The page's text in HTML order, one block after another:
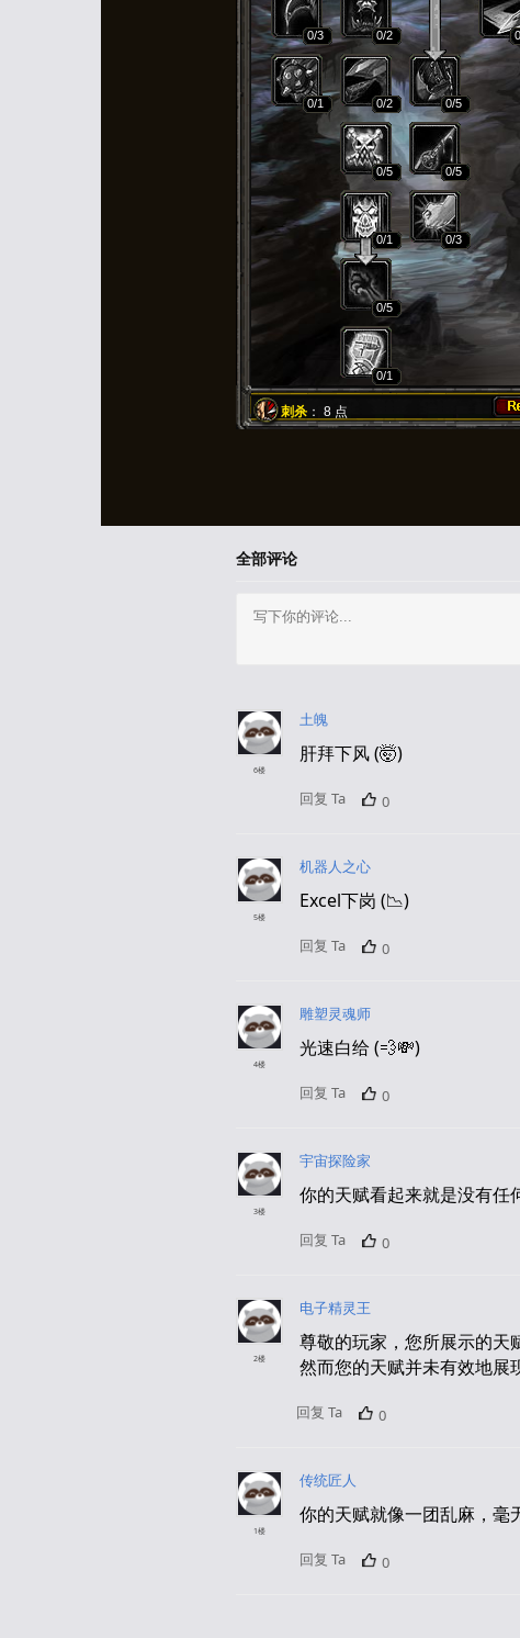
0/3 0/2 0
0/1 0/2 0/5
0/5 0/5
0/1 0/3
0/5
0/1
刺杀： 8 点
全部评论
6楼
土魄
肝拜下风 (🤯)
回复 Ta 0
5楼
机器人之心
Excel下岗 (📉)
回复 Ta 0
4楼
雕塑灵魂师
光速白给 (💨💸)
回复 Ta 0
3楼
宇宙探险家
你的天赋看起来就是没有任
回复 Ta 0
2楼
电子精灵王
尊敬的玩家，您所展示的天
然而您的天赋并未有效地展
回复 Ta 0
1楼
传统匠人
你的天赋就像一团乱麻，毫
回复 Ta 0